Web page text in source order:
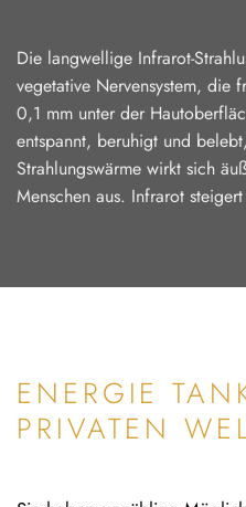
Die langwellige Infrarot-
vegetative Nervensystem, die
0,1 mm unter der
entspannt, beruhigt und
Strahlungswärme wirkt sich
Menschen aus. Infrarot
ENERGIE
PRIVATEN